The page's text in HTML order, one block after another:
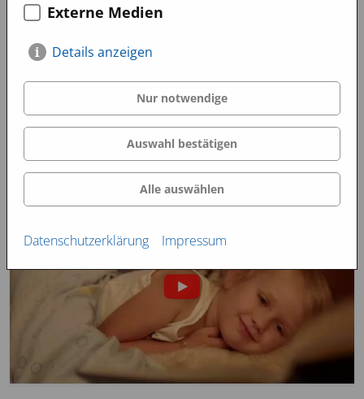
Externe Medien
Details anzeigen
Nur notwendige
Auswahl bestätigen
Alle auswählen
Datenschutzerklärung Impressum